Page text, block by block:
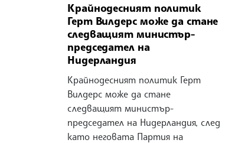
Крайнодесният политик
Герт Вилдерс може да стане
следващият министър-
председател на
Нидерландия
Крайнодесният политик Герт
Вилдерс може да стане
следващият министър-
председател на Нидерландия, след
като неговата Партия на